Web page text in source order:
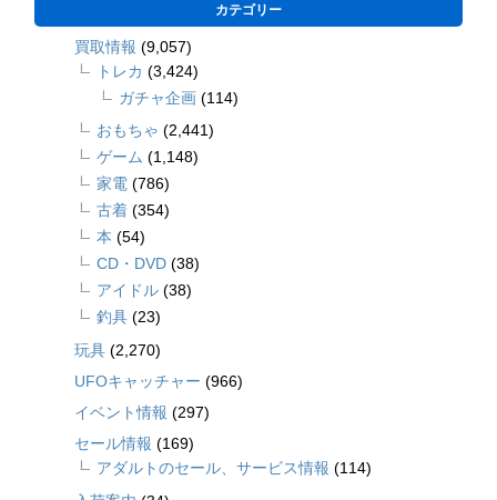
カテゴリー
買取情報 (9,057)
トレカ (3,424)
ガチャ企画 (114)
おもちゃ (2,441)
ゲーム (1,148)
家電 (786)
古着 (354)
本 (54)
CD・DVD (38)
アイドル (38)
釣具 (23)
玩具 (2,270)
UFOキャッチャー (966)
イベント情報 (297)
セール情報 (169)
アダルトのセール、サービス情報 (114)